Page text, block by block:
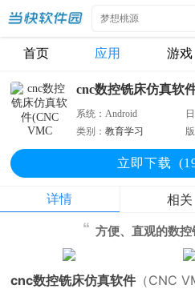
首页 应用 游戏
系统：Android
类别：教育学习
立即下载
详情 相关
方便、直观的数
cnc数控铣床仿真软件（CNC